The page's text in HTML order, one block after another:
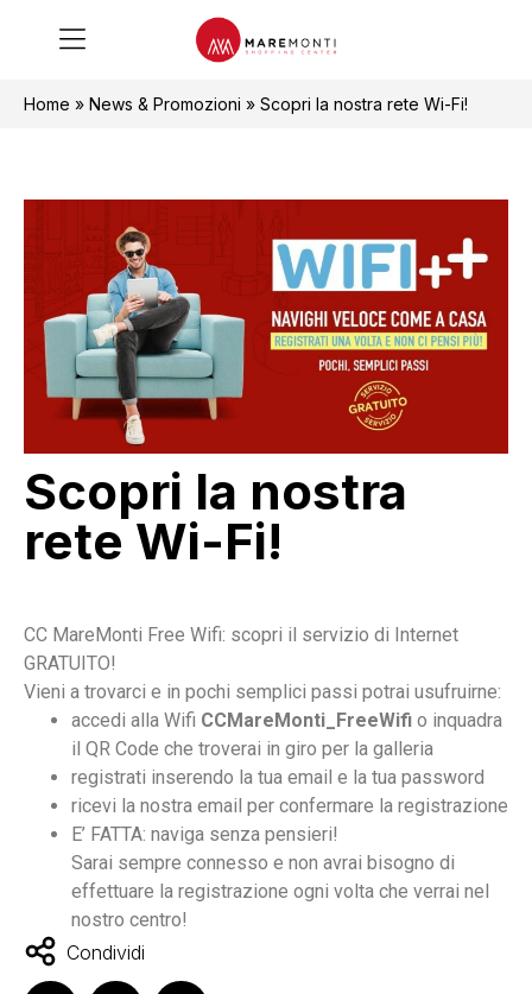
Home » News & Promozioni » Scopri la nostra rete Wi-Fi!
Scopri la nostra
rete Wi-Fi!
CC MareMonti Free Wifi: scopri il servizio di Internet
GRATUITO!
Vieni a trovarci e in pochi semplici passi potrai usufruirne:
accedi alla Wifi CCMareMonti_FreeWifi o inquadra
il QR Code che troverai in giro per la galleria
registrati inserendo la tua email e la tua password
ricevi la nostra email per confermare la registrazione
E’ FATTA: naviga senza pensieri!
Sarai sempre connesso e non avrai bisogno di
effettuare la registrazione ogni volta che verrai nel
nostro centro!
Condividi